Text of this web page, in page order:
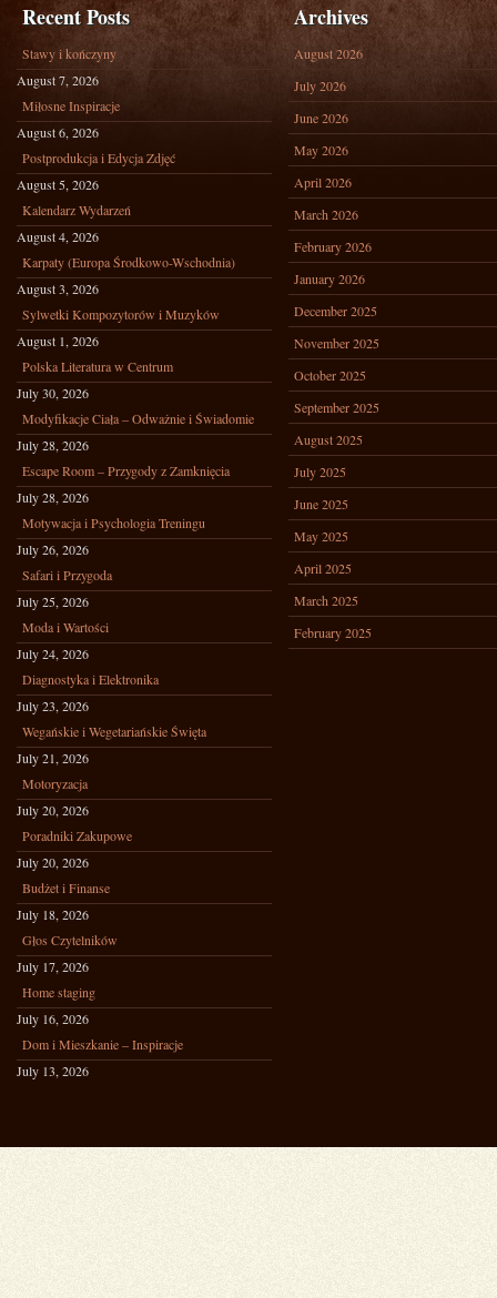
Recent Posts
Stawy i kończyny
August 7, 2026
Miłosne Inspiracje
August 6, 2026
Postprodukcja i Edycja Zdjęć
August 5, 2026
Kalendarz Wydarzeń
August 4, 2026
Karpaty (Europa Środkowo-Wschodnia)
August 3, 2026
Sylwetki Kompozytorów i Muzyków
August 1, 2026
Polska Literatura w Centrum
July 30, 2026
Modyfikacje Ciała – Odważnie i Świadomie
July 28, 2026
Escape Room – Przygody z Zamknięcia
July 28, 2026
Motywacja i Psychologia Treningu
July 26, 2026
Safari i Przygoda
July 25, 2026
Moda i Wartości
July 24, 2026
Diagnostyka i Elektronika
July 23, 2026
Wegańskie i Wegetariańskie Święta
July 21, 2026
Motoryzacja
July 20, 2026
Poradniki Zakupowe
July 20, 2026
Budżet i Finanse
July 18, 2026
Głos Czytelników
July 17, 2026
Home staging
July 16, 2026
Dom i Mieszkanie – Inspiracje
July 13, 2026
Archives
August 2026
July 2026
June 2026
May 2026
April 2026
March 2026
February 2026
January 2026
December 2025
November 2025
October 2025
September 2025
August 2025
July 2025
June 2025
May 2025
April 2025
March 2025
February 2025